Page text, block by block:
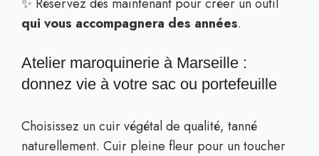
qui vous accompagnera des années.
Atelier maroquinerie à Marseille :
donnez vie à votre sac ou portefeuille
Choisissez un cuir végétal de qualité, tanné
naturellement. Cuir pleine fleur pour un toucher